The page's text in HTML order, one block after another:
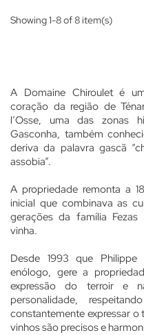
Showing 1-8 of 8 item(s)
A Domaine Chiroulet é
coração da região de
l’Osse, uma das zonas
Gasconha, também
deriva da palavra gascã
assobia”.
A propriedade remonta a
inicial que combinava as
gerações da família
vinha.
Desde 1993 que Philippe
enólogo, gere a
expressão do terroir e
personalidade,
constantemente expressar o
vinhos são precisos e